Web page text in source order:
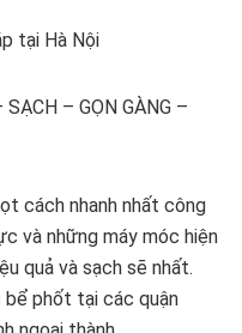
tại Hà Nội
– GỌN GÀNG –
cách nhanh nhất công
và những máy móc hiện
quả và sạch sẽ nhất.
phốt tại các quận